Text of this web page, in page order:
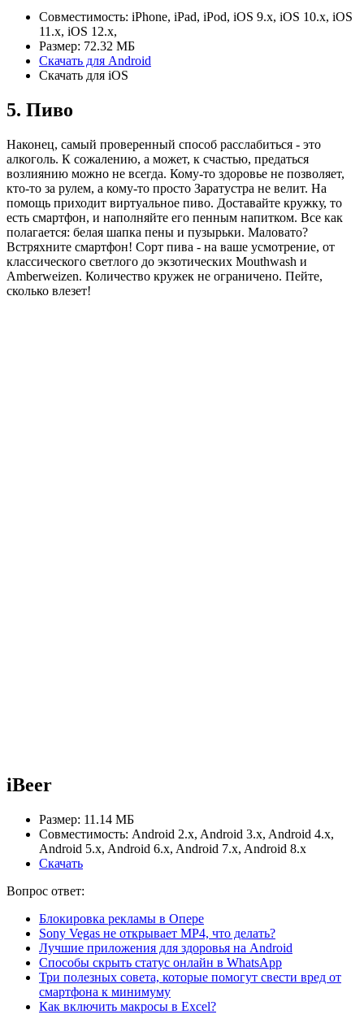
Совместимость: iPhone, iPad, iPod, iOS 9.x, iOS 10.x, iOS
11.x, iOS 12.x,
Размер: 72.32 МБ
Скачать для Android
Скачать для iOS
5. Пиво
Наконец, самый проверенный способ расслабиться - это
алкоголь. К сожалению, а может, к счастью, предаться
возлиянию можно не всегда. Кому-то здоровье не позволяет,
кто-то за рулем, а кому-то просто Заратустра не велит. На
помощь приходит виртуальное пиво. Доставайте кружку, то
есть смартфон, и наполняйте его пенным напитком. Все как
полагается: белая шапка пены и пузырьки. Маловато?
Встряхните смартфон! Сорт пива - на ваше усмотрение, от
классического светлого до экзотических Mouthwash и
Аmberweizen. Количество кружек не ограничено. Пейте,
сколько влезет!
iBeer
Размер: 11.14 МБ
Совместимость: Android 2.x, Android 3.x, Android 4.x,
Android 5.x, Android 6.x, Android 7.x, Android 8.x
Скачать
Вопрос ответ:
Блокировка рекламы в Опере
Sony Vegas не открывает MP4, что делать?
Лучшие приложения для здоровья на Android
Способы скрыть статус онлайн в WhatsApp
Три полезных совета, которые помогут свести вред от
смартфона к минимуму
Как включить макросы в Excel?